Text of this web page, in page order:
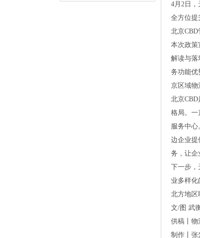
4月2日
全方位提
北京
本次政策
解读与落
务功能优
京区域物
北京
格局。一
服务中心
边企业提
务，让企
下一步，
业多样
北方地区
文/图武
供稿丨物
制作丨张